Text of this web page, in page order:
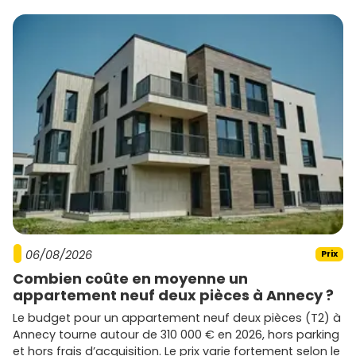
06/08/2026 Prix
Combien coûte en moyenne un
appartement neuf deux pièces à Annecy ?
Le budget pour un appartement neuf deux pièces (T2) à
Annecy tourne autour de 310 000 € en 2026, hors parking
et hors frais d’acquisition. Le prix varie fortement selon le